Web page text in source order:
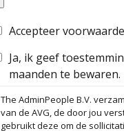
Accepteer
Ja, ik geef
maanden te bewaren.
The AdminPeople B.V.
van de AVG, de door jou
gebruikt deze om de